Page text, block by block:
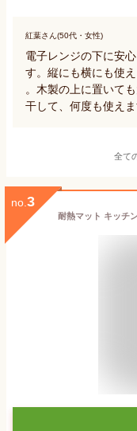
紅葉さん(50代・女性)
電子レンジの下に安
す。縦にも横にも使
。木製の上に置いて
干して、何度も使えま
全て
no. 3